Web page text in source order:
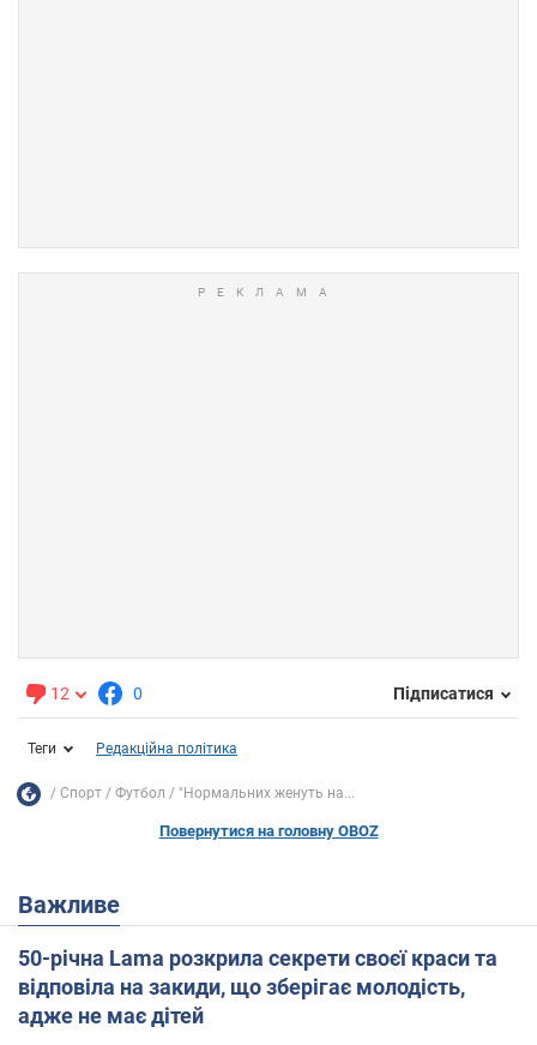
12 0 Підписатися
Теги Редакційна політика
Спорт Футбол "Нормальних женуть на...
Повернутися на головну OBOZ
Важливе
50-річна Lama розкрила секрети своєї краси та
відповіла на закиди, що зберігає молодість,
адже не має дітей